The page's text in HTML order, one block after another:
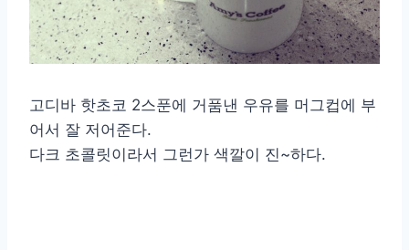
고디바 핫초코 2스푼에 거품낸 우유를 머그컵에 부
어서 잘 저어준다.
다크 초콜릿이라서 그런가 색깔이 진~하다.